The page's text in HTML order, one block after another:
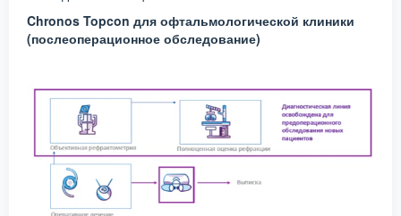
Chronos Topcon для офтальмологической клиники
(послеоперационное обследование)